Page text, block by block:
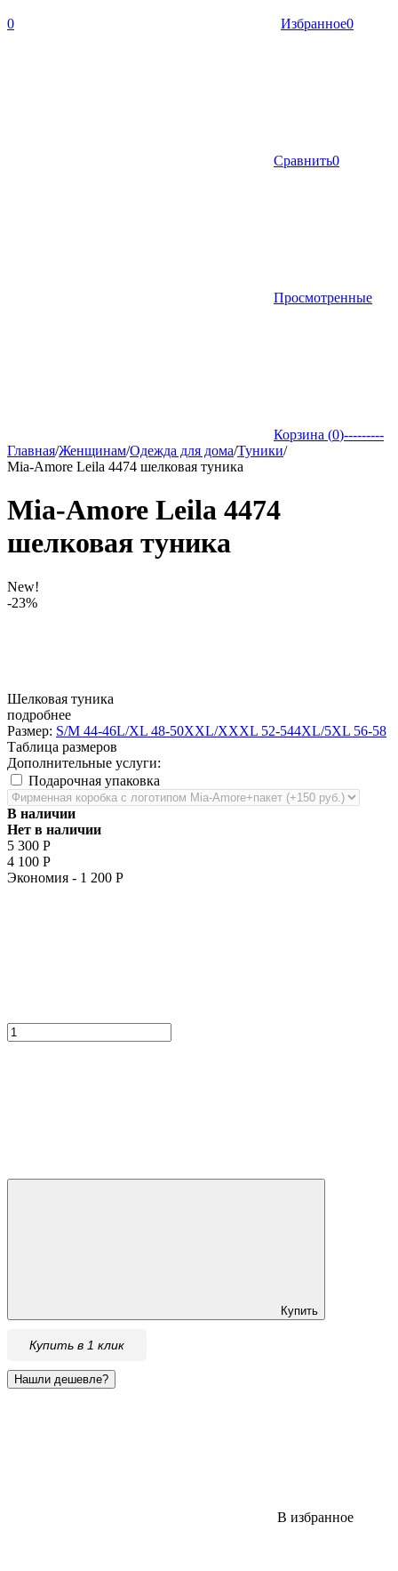
0 Избранное0
Сравнить0
Просмотренные
Корзина (0)---------
Главная/Женщинам/Одежда для дома/Туники/
Mia-Amore Leila 4474 шелковая туника
Mia-Amore Leila 4474
шелковая туника
New!
-23%
Шелковая туника
подробнее
Размер: S/M 44-46L/XL 48-50XXL/XXXL 52-544XL/5XL 56-58
Таблица размеров
Дополнительные услуги:
Подарочная упаковка
В наличии
Нет в наличии
5 300 Р
4 100 Р
Экономия - 1 200 Р
Купить
Купить в 1 клик
В избранное